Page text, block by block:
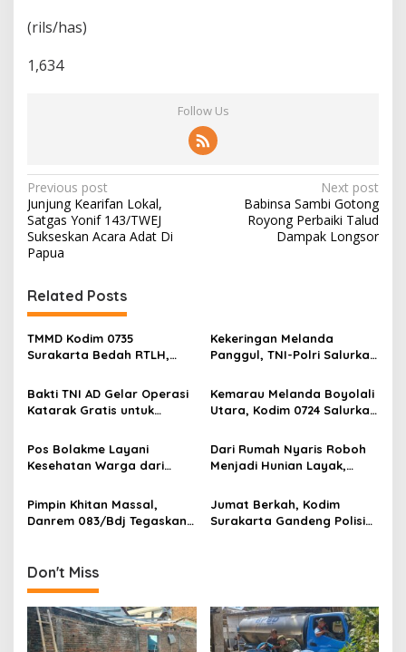
(rils/has)
1,634
Follow Us
P
o
s
t
n
a
v
i
g
a
t
i
o
n
Previous post
Junjung Kearifan Lokal,
Satgas Yonif 143/TWEJ
Sukseskan Acara Adat Di
Papua
Next post
Babinsa Sambi Gotong
Royong Perbaiki Talud
Dampak Longsor
Related Posts
TMMD Kodim 0735
Surakarta Bedah RTLH,
bagi Warga
Kekeringan Melanda
Panggul, TNI-Polri Salurkan
Bakti TNI AD Gelar Operasi
Katarak Gratis untuk
Kemarau Melanda Boyolali
Utara, Kodim 0724 Salurkan
Pos Bolakme Layani
Kesehatan Warga dari
Pegunungan
Dari Rumah Nyaris Roboh
Menjadi Hunian Layak,
Wujudkan Harapan Ibu Feri
Pimpin Khitan Massal,
Danrem 083/Bdj Tegaskan
Jumat Berkah, Kodim
Surakarta Gandeng Polisi
Don't Miss